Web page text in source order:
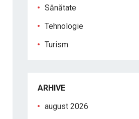
Sănătate
Tehnologie
Turism
ARHIVE
august 2026